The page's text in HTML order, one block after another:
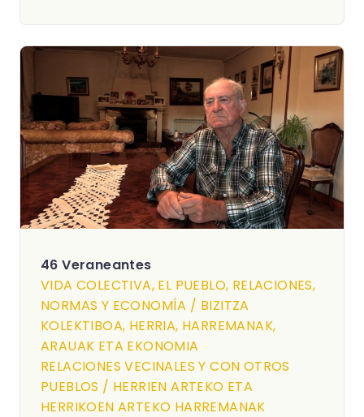
46 Veraneantes
VIDA COLECTIVA, EL PUEBLO, RELACIONES,
NORMAS Y ECONOMÍA / BIZITZA
KOLEKTIBOA, HERRIA, HARREMANAK,
ARAUAK ETA EKONOMIA
RELACIONES VECINALES Y CON OTROS
PUEBLOS / HERRIEN ARTEKO ETA
HERRIKOEN ARTEKO HARREMANAK